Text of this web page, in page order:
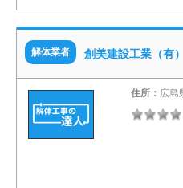
解体業者 創美建設工業（有）
住所： 広島